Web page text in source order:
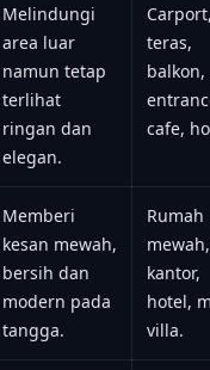
Melindungi
area luar
namun tetap
terlihat
ringan dan
elegan.
teras,
balkon,
cafe,
Memberi
kesan mewah,
bersih dan
modern pada
tangga.
Rumah
mewah,
kantor,
hotel,
villa.